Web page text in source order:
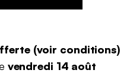
(voir conditions)
vendredi 14 août